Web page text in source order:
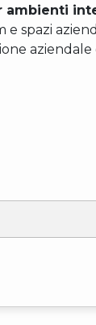
ambienti
spazi
aziendale